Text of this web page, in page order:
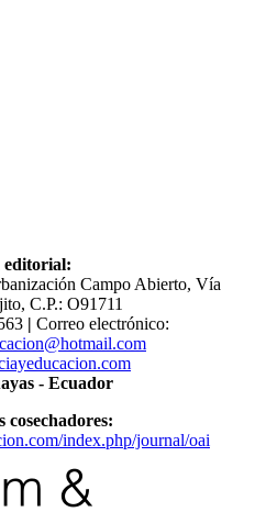
editorial:
Campo Abierto, Vía
C.P.: O91711
| Correo electrónico:
- Ecuador
cosechadores:
index.php/journal/oai